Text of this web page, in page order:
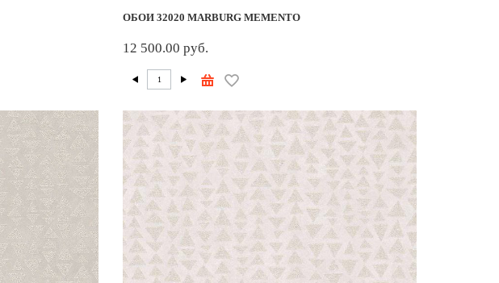
ОБОИ 32020 MARBURG MEMENTO
12 500.00 руб.